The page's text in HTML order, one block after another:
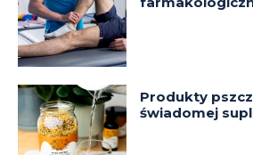
Produkty
świadomej